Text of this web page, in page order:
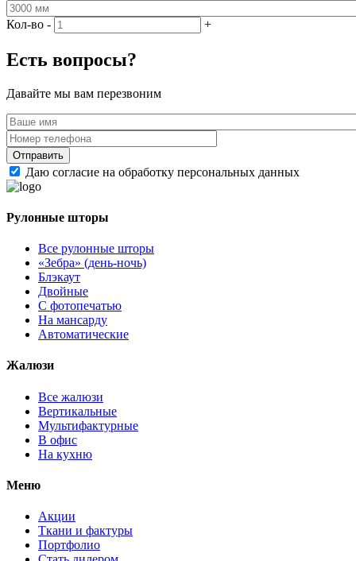
Кол-во - +
Есть вопросы?
Давайте мы вам перезвоним
Даю согласие на обработку персональных данных
Рулонные шторы
Все рулонные шторы
«Зебра» (день-ночь)
Блэкаут
Двойные
С фотопечатью
На мансарду
Автоматические
Жалюзи
Все жалюзи
Вертикальные
Мультифактурные
В офис
На кухню
Меню
Акции
Ткани и фактуры
Портфолио